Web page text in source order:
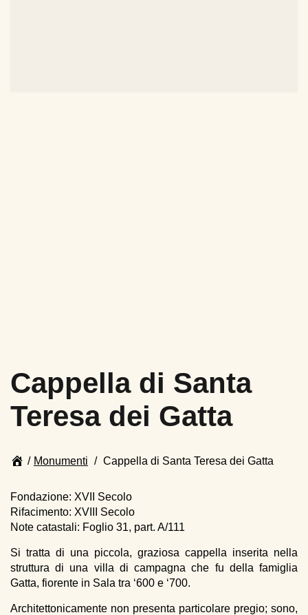
Cappella di Santa
Teresa dei Gatta
Page
/ Monumenti / Cappella di Santa Teresa dei Gatta
of
page
breadcrumbs
Fondazione: XVII Secolo
Rifacimento: XVIII Secolo
Note catastali: Foglio 31, part. A/111
Si tratta di una piccola, graziosa cappella inserita nella
struttura di una villa di campagna che fu della famiglia
Gatta, fiorente in Sala tra ‘600 e ‘700.
Architettonicamente non presenta particolare pregio; sono,